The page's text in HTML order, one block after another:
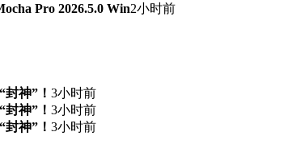
Pro 2026.5.0 Win2小时前
神”！ 3小时前
神”！ 3小时前
神”！ 3小时前